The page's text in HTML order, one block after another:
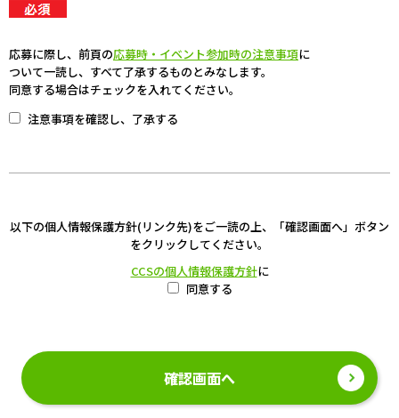
応募に際し、前頁の応募時・イベント参加時の注意事項に
ついて一読し、すべて了承するものとみなします。
同意する場合はチェックを入れてください。
注意事項を確認し、了承する
以下の個人情報保護方針(リンク先)をご一読の上、「確認画面へ」ボタン
をクリックしてください。
CCSの個人情報保護方針に
同意する